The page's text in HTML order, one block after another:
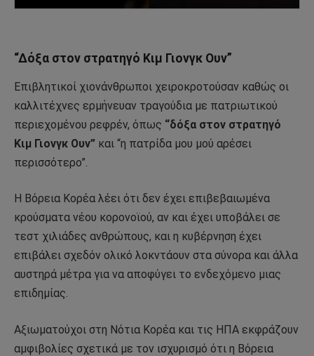
“Δόξα στον στρατηγό Κιμ Γιονγκ Ουν”
Επιβλητικοί χιονάνθρωποι χειροκροτούσαν καθώς οι
καλλιτέχνες ερμήνευαν τραγούδια με πατριωτικού
περιεχομένου ρεφρέν, όπως “δόξα στον στρατηγό
Κιμ Γιονγκ Ουν” και “η πατρίδα μου μού αρέσει
περισσότερο”.
Η Βόρεια Κορέα λέει ότι δεν έχει επιβεβαιωμένα
κρούσματα νέου κορονοϊού, αν και έχει υποβάλει σε
τεστ χιλιάδες ανθρώπους, και η κυβέρνηση έχει
επιβάλει σχεδόν ολικό λοκντάουν στα σύνορα και άλλα
αυστηρά μέτρα για να αποφύγει το ενδεχόμενο μιας
επιδημίας.
Αξιωματούχοι στη Νότια Κορέα και τις ΗΠΑ εκφράζουν
αμφιβολίες σχετικά με τον ισχυρισμό ότι η Βόρεια